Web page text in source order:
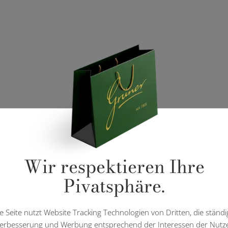
Wir respektieren Ihre
Pivatsphäre.
Seite nutzt Website Tracking Technologien von Dritten, die
und Werbung entsprechend der Interessen der